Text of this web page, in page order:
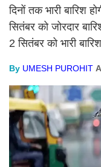
दिनों तक भारी बारिश
सितंबर को जोरदार
2 सितंबर को भारी
By UMESH PUROHIT